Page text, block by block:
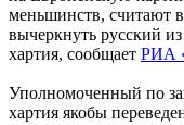
меньшинств,
вычеркнуть русский
хартия, сообщает РИА
Уполномоченный по
хартия якобы